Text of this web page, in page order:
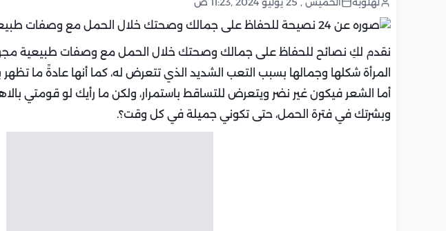
نقدم لكِ نصائح للحفاظ على جمالك وصحتك خلال الحمل مع وصفات طبيعية
المرأة شكلها وجمالها بسبب التعب الشديد الذي تتعرض له، كما أنها عادةً ما
أما الشعر فيكون غير نضر ويتعرض للتساقط باستمرار، ولكن ما رأيك لو قومتي
وبشرتك في فترة الحمل، حتى تكوني جميلة في كل وقت؟.